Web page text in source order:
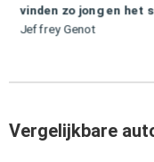
vinden zo jong en het
Jeffrey Genot
Vergelijkbare